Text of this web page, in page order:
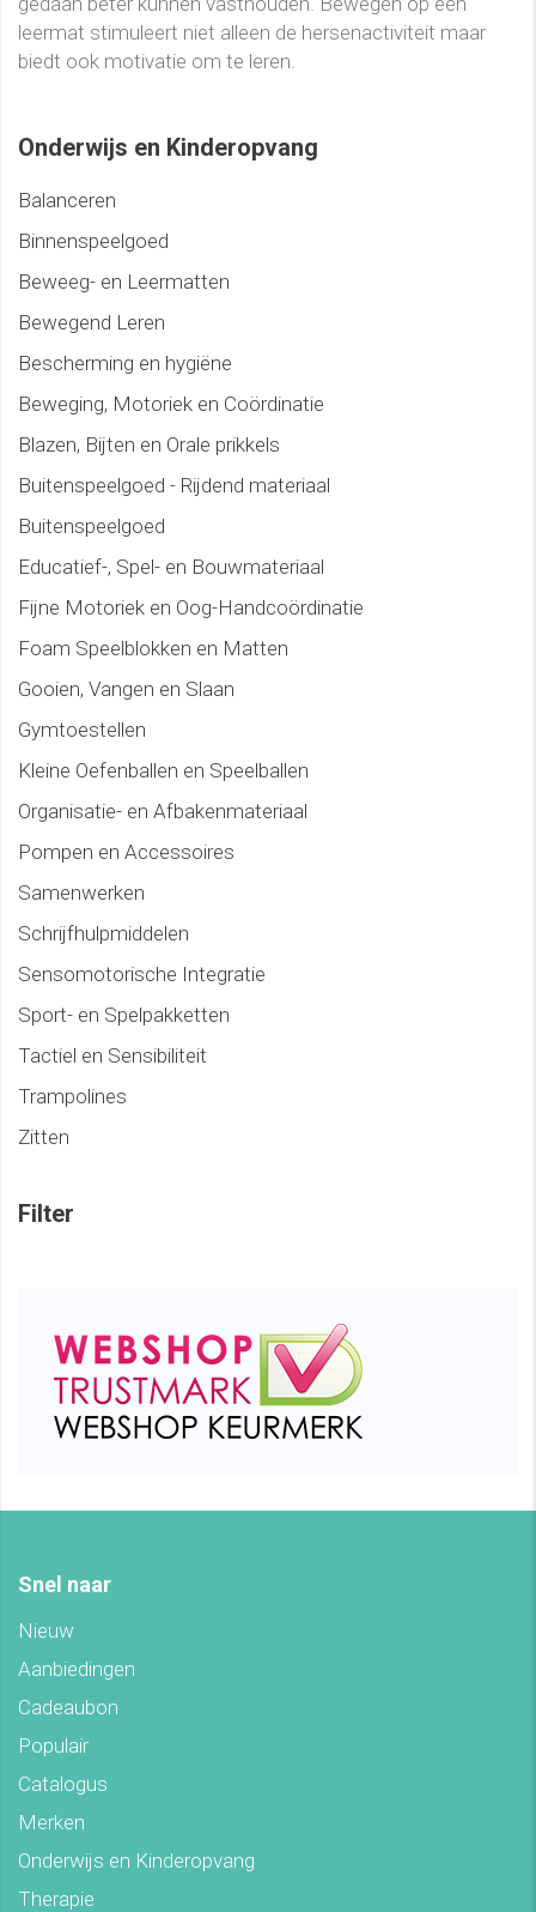
leermat stimuleert niet alleen de hersenactiviteit maar
biedt ook motivatie om te leren.
Onderwijs en Kinderopvang
Balanceren
Binnenspeelgoed
Beweeg- en Leermatten
Bewegend Leren
Bescherming en hygiëne
Beweging, Motoriek en Coördinatie
Blazen, Bijten en Orale prikkels
Buitenspeelgoed - Rijdend materiaal
Buitenspeelgoed
Educatief-, Spel- en Bouwmateriaal
Fijne Motoriek en Oog-Handcoördinatie
Foam Speelblokken en Matten
Gooien, Vangen en Slaan
Gymtoestellen
Kleine Oefenballen en Speelballen
Organisatie- en Afbakenmateriaal
Pompen en Accessoires
Samenwerken
Schrijfhulpmiddelen
Sensomotorische Integratie
Sport- en Spelpakketten
Tactiel en Sensibiliteit
Trampolines
Zitten
Filter
Snel naar
Nieuw
Aanbiedingen
Cadeaubon
Populair
Catalogus
Merken
Onderwijs en Kinderopvang
Therapie